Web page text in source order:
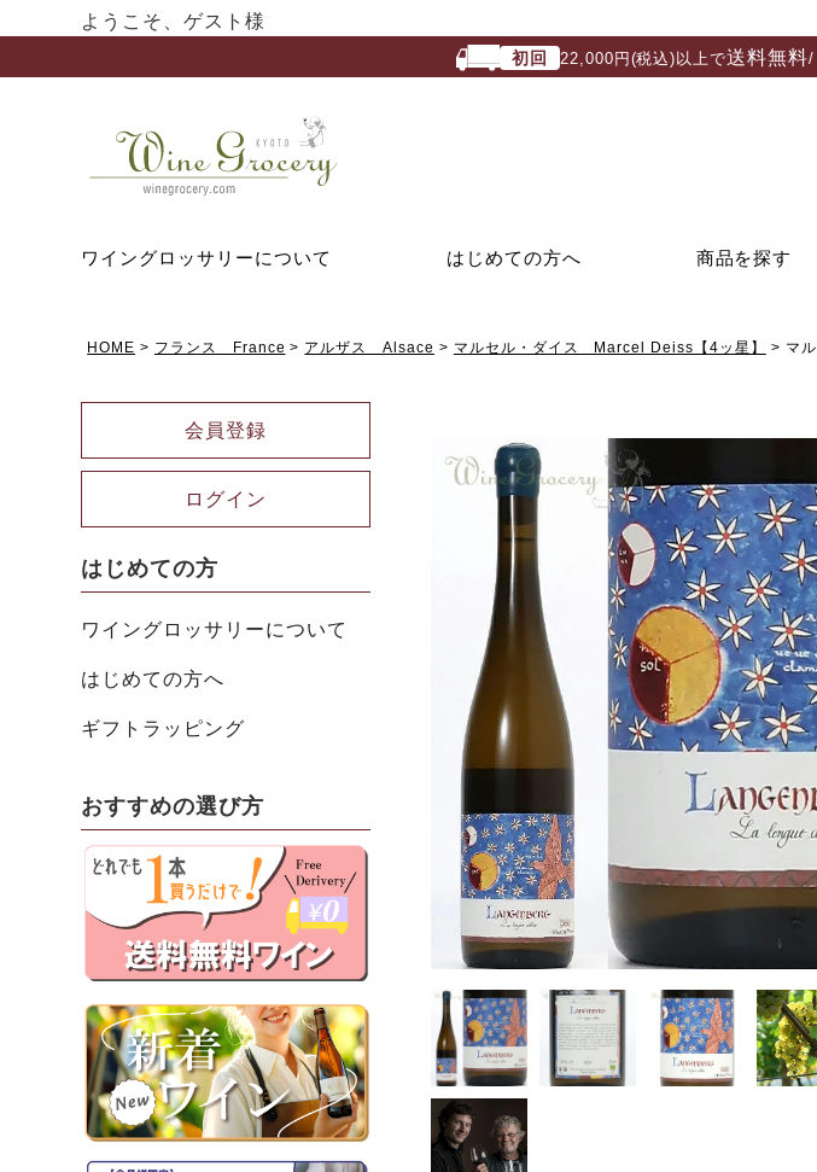
ようこそ、ゲスト様
初回 22,000円(税込)以上で送料無料/
ワイングロッサリーについて はじめての方へ 商品を探す
HOME フランス France アルザス Alsace マルセル・ダイス Marcel Deiss【4ッ星】 マ
会員登録
ログイン
はじめての方
ワイングロッサリーについて
はじめての方へ
ギフトラッピング
おすすめの選び方